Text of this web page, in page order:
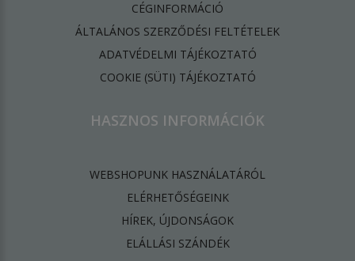
CÉGINFORMÁCIÓ
ÁLTALÁNOS SZERZŐDÉSI FELTÉTELEK
ADATVÉDELMI TÁJÉKOZTATÓ
​COOKIE (SÜTI) TÁJÉKOZTATÓ
HASZNOS INFORMÁCIÓK
WEBSHOPUNK HASZNÁLATÁRÓL
ELÉRHETŐSÉGEINK
HÍREK, ÚJDONSÁGOK
ELÁLLÁSI SZÁNDÉK